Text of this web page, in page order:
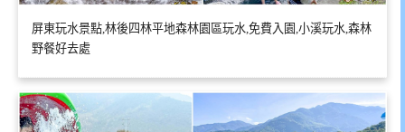
屏東玩水景點,林後四林平地森林園區玩水,免費入園,小溪玩水,森林
野餐好去處